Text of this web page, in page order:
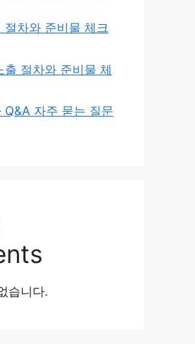
절차와 준비물 체크
출 절차와 준비물 체
Q&A 자주 묻는 질문
습니다.